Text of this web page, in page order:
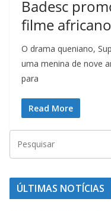
u
r
c
a
n
s
Badesc
filme africano
O drama queniano,
uma menina de nove
para
Read More
ÚLTIMAS NOTÍCIAS